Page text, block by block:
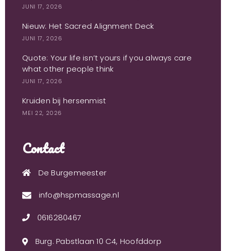
JUNI 17, 2026
Nieuw: Het Sacred Alignment Deck
JUNI 17, 2026
Quote: Your life isn’t yours if you always care
what other people think
JUNI 17, 2026
Kruiden bij hersenmist
MEI 22, 2026
Contact
De Burgemeester
info@hspmassage.nl
0616280467
Burg. Pabstlaan 10 C4, Hoofddorp